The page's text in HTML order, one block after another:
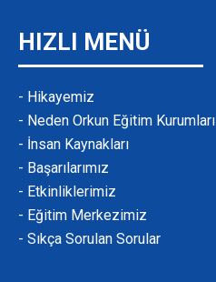
HIZLI MENÜ
- Hikayemiz
- Neden Orkun Eğitim Kurumları
- İnsan Kaynakları
- Başarılarımız
- Etkinliklerimiz
- Eğitim Merkezimiz
- Sıkça Sorulan Sorular